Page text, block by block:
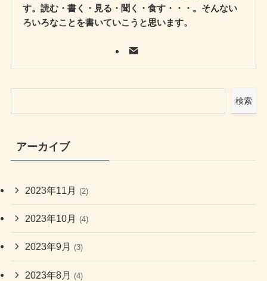
す。読む・書く・見る・聞く・食す・・・。そんない
ろいろなことを書いていこうと思います。
検索
アーカイブ
2023年11月 (2)
2023年10月 (4)
2023年9月 (3)
2023年8月 (4)